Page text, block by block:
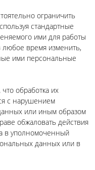
ограничить
стандартные
ими для работы
любое время изменить,
ими персональные
обработка их
с нарушением
или иным образом
обжаловать действия
в уполномоченный
данных или в